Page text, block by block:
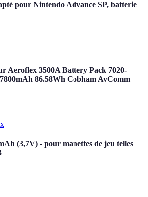
pour Nintendo Advance SP, batterie
Aeroflex 3500A Battery Pack 7020-
86.58Wh Cobham AvComm
(3,7V) - pour manettes de jeu telles